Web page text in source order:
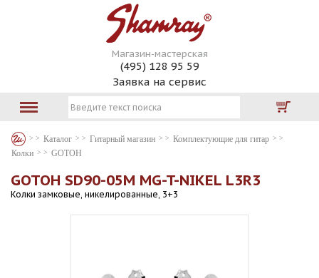
Магазин-мастерская
(495) 128 95 59
Заявка на сервис
Каталог Гитарный магазин
Комплектующие для гитар
Колки
GOTOH
GOTOH SD90-05M MG-T-NIKEL L3R3
Колки замковые, никелированные, 3+3